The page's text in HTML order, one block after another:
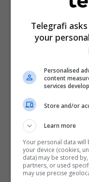
Telegrafi
your
Personalised
content
services
Store and/or
Learn more
Your personal data
your device (cookies,
data) may be stored
partners, or used
may use precise